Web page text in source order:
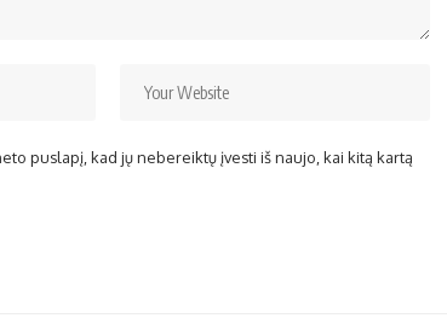
puslapį, kad jų nebereiktų įvesti iš naujo, kai kitą kartą